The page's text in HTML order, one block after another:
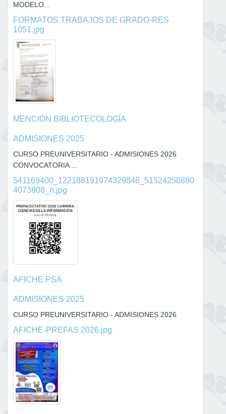
MODELO...
FORMATOS TRABAJOS DE GRADO-RES
1051.jpg
MENCIÓN BIBLIOTECOLOGÍA
ADMISIONES 2025
CURSO PREUNIVERSITARIO - ADMISIONES 2026
CONVOCATORIA ...
541169400_122188191974329846_51524250880
4073808_n.jpg
AFICHE PSA
ADMISIONES 2025
CURSO PREUNIVERSITARIO - ADMISIONES 2026
AFICHE-PREFAS 2026.jpg